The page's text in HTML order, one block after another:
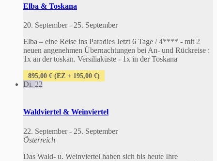
Elba & Toskana
20. September- 25. September
Elba – eine Reise ins Paradies Jetzt 6 Tage / 4**** - mit 2
neuen angenehmen Übernachtungen bei An- und Rückreise :
1x an der toskan. Versiliaküste - 1x in der Toskana
895,00 € (EZ + 195,00 €)
Di. 22
Waldviertel & Weinviertel
22. September- 25. September
Österreich
Das Wald- u. Weinviertel haben sich bis heute Ihre